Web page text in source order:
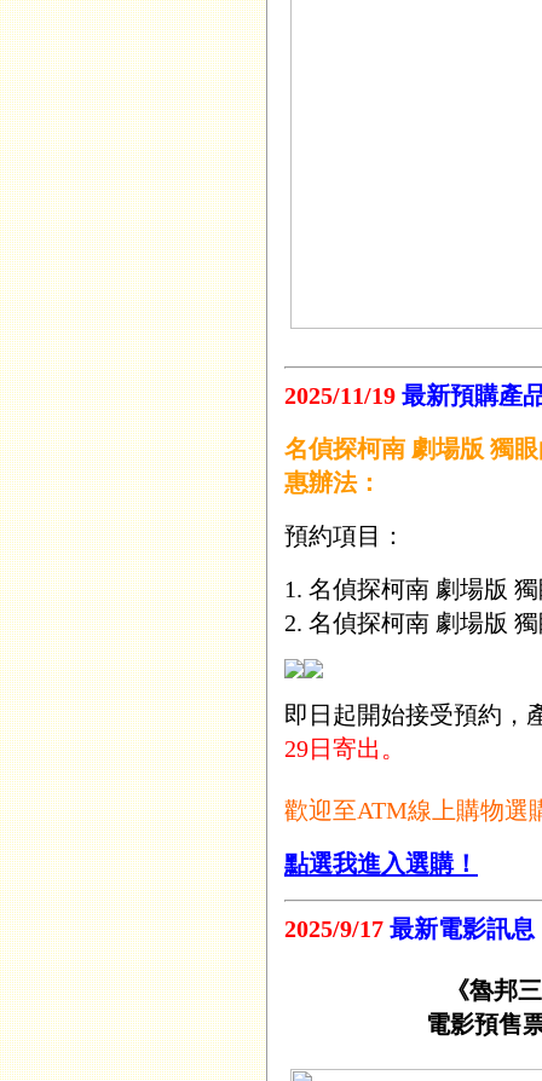
2025/11/19 最新預購產
名偵探柯南 劇場版 獨
惠辦法：
預約項目：
1. 名偵探柯南 劇場版
2. 名偵探柯南 劇場版
即日起開始接受預約，
29日寄出。
歡迎至ATM線上購物選
點選我進入選購！
2025/9/17 最新電影訊息
《魯邦
電影預售